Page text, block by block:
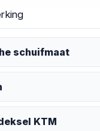
schuifmaat
KTM